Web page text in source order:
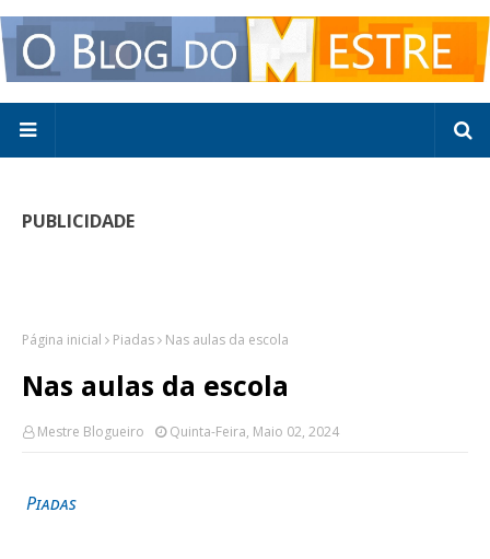
PUBLICIDADE
Página inicial Piadas Nas aulas da escola
Nas aulas da escola
Mestre Blogueiro Quinta-Feira, Maio 02, 2024
Piadas